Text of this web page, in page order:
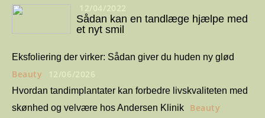
12/04/2022
Sådan kan en tandlæge hjælpe med
et nyt smil
Eksfoliering der virker: Sådan giver du huden ny glød
Beauty 12/06/2026
Hvordan tandimplantater kan forbedre livskvaliteten med
skønhed og velvære hos Andersen Klinik
Beauty